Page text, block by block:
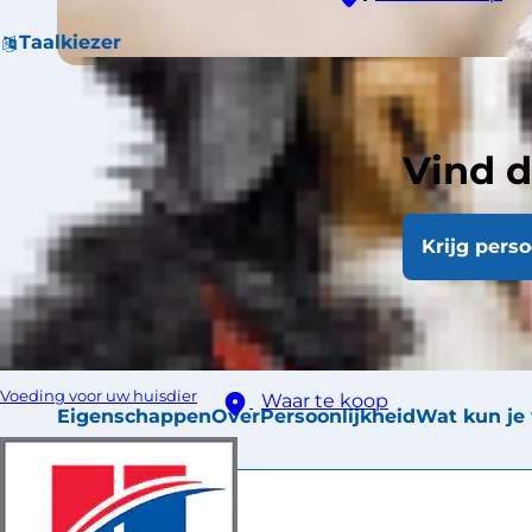
Taalkiezer
Vind
Krijg
Voeding voor uw huisdier Waar te koop
De Cornish
haar poten
bekeken,
van
EigenschappenOverPersoonlijkheidWat kun je